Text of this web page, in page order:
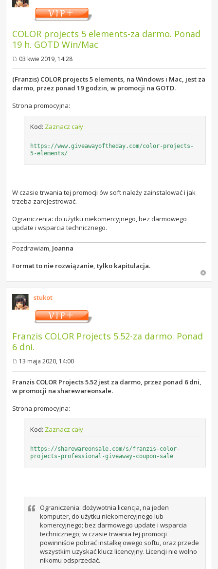
COLOR projects 5 elements-za darmo. Ponad
19 h. GOTD Win/Mac
o
s
03 kwie 2019, 14:28
(Franzis) COLOR projects 5 elements, na Windows i Mac, jest za
darmo, przez ponad 19 godzin, w promocji na GOTD.
Strona promocyjna:
Kod: Zaznacz cały
https://www.giveawayoftheday.com/color-projects-
5-elements/
W czasie trwania tej promocji ów soft należy zainstalować i jak
trzeba zarejestrować.
Ograniczenia: do użytku niekomercyjnego, bez darmowego
update i wsparcia technicznego.
Pozdrawiam, Joanna
Format to nie rozwiązanie, tylko kapitulacja.
stukot
Franzis COLOR Projects 5.52-za darmo. Ponad
6 dni.
o
s
13 maja 2020, 14:00
Franzis COLOR Projects 5.52 jest za darmo, przez ponad 6 dni,
w promocji na sharewareonsale.
Strona promocyjna:
Kod: Zaznacz cały
https://sharewareonsale.com/s/franzis-color-
projects-professional-giveaway-coupon-sale
Ograniczenia: dożywotnia licencja, na jeden
komputer, do użytku niekomercyjnego lub
komercyjnego; bez darmowego update i wsparcia
technicznego; w czasie trwania tej promocji
powinniście pobrać instalkę owego softu, oraz przede
wszystkim uzyskać klucz licencyjny. Licencji nie wolno
nikomu odsprzedać.